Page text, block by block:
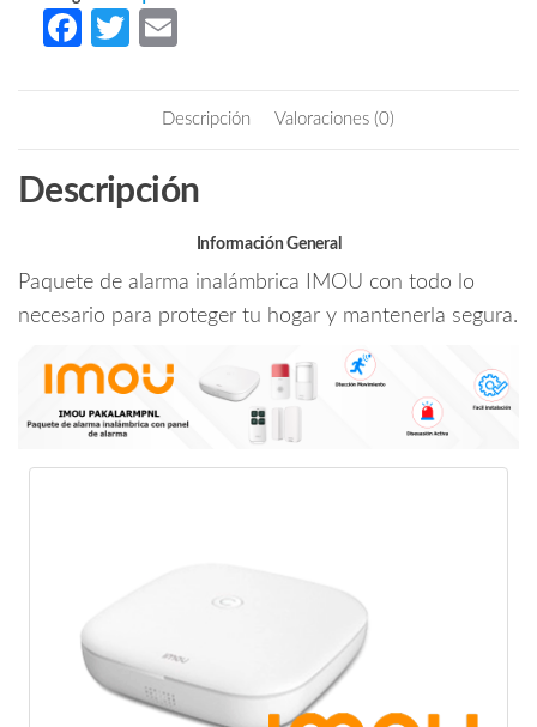
de
Alarma
Alarma/
Incluye
Inalambrica/
Inalambrico/
Magnetico
Inalambrico
Control
Fa
o
T
itt
ail
Descripción Valoraciones (0)
Descripción
Información General
Paquete de alarma inalámbrica IMOU con todo lo
necesario para proteger tu hogar y mantenerla segura.